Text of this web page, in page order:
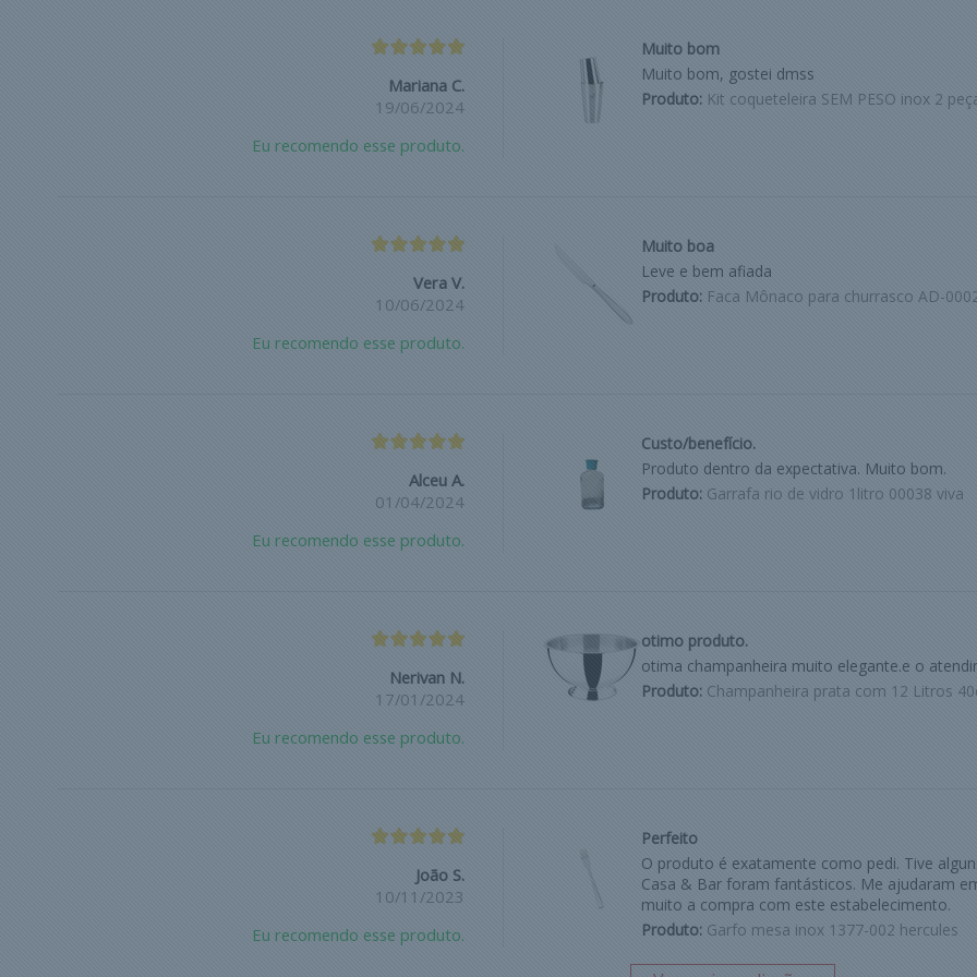
Mariana C.
19/06/2024
Eu recomendo esse produto.
Muito bom
Muito bom, gostei dmss
Produto:Kit coqueteleira SEM PESO inox 2
Vera V.
10/06/2024
Eu recomendo esse produto.
Muito boa
Leve e bem afiada
Produto:Faca Mônaco para churrasco AD-
Alceu A.
01/04/2024
Eu recomendo esse produto.
Custo/benefício.
Produto dentro da expectativa. Muito bom.
Produto:Garrafa rio de vidro 1litro 00038 viva
Nerivan N.
17/01/2024
Eu recomendo esse produto.
otimo produto.
otima champanheira muito elegante.e o
Produto:Champanheira prata com 12 Litros
João S.
10/11/2023
Eu recomendo esse produto.
Perfeito
O produto é exatamente como pedi. Tive
Casa & Bar foram fantásticos. Me ajudaram
muito a compra com este estabelecimento.
Produto:Garfo mesa inox 1377-002 hercules